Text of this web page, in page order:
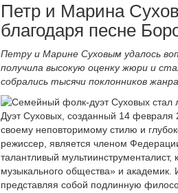
Петр и Марина
благодаря песне
Петру и Марине Суховым удалось
получила высокую оценку жюри и
собрались тысячи поклонников жанра.
Дуэт Суховых, созданный 14 февраля
своему неповторимому стилю и
режиссер, является членом
талантливый
музыкального общества» и академик.
представляя собой подлинную